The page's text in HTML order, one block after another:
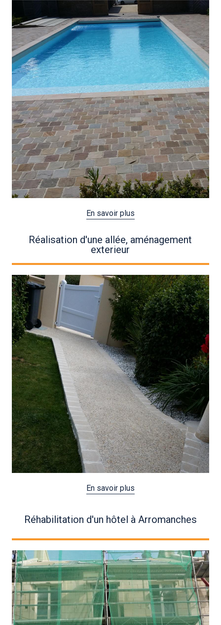
En savoir plus
Réalisation d'une allée, aménagement
exterieur
En savoir plus
Réhabilitation d'un hôtel à Arromanches